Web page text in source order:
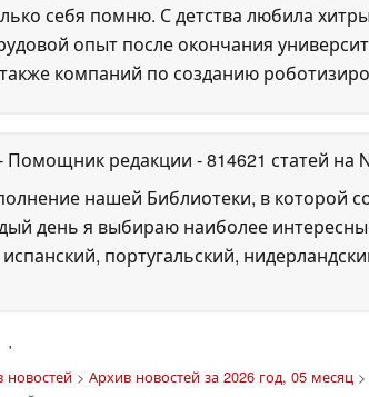
себя помню. С детства любила
опыт после окончания
компаний по созданию
Помощник редакции - 814621 статей на
нашей Библиотеки, в которой
день я выбираю наиболее
португальский,
'
новостей> Архив новостей за 2026 год, 05 месяц